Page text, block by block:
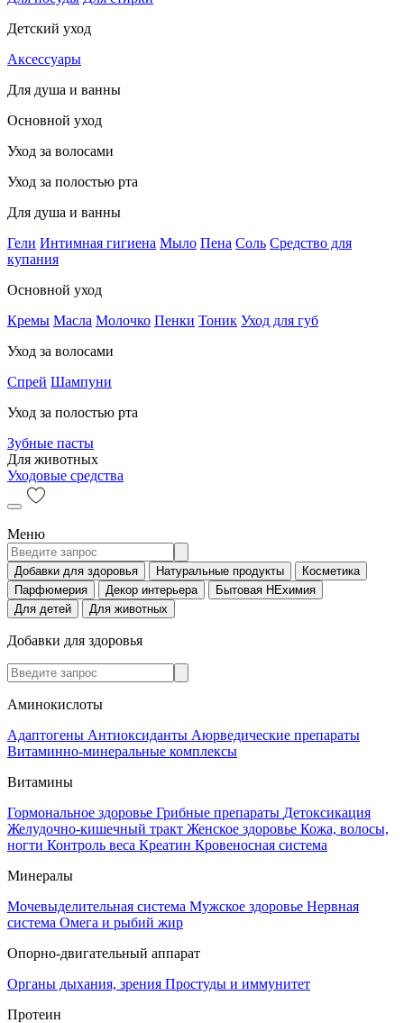
Детский уход
Аксессуары
Для душа и ванны
Основной уход
Уход за волосами
Уход за полостью рта
Для душа и ванны
Гели Интимная гигиена Мыло Пена Соль Средство для
купания
Основной уход
Кремы Масла Молочко Пенки Тоник Уход для губ
Уход за волосами
Спрей Шампуни
Уход за полостью рта
Зубные пасты
Для животных
Уходовые средства
Меню
Добавки для здоровья Натуральные продукты
Косметика
Парфюмерия
Декор интерьера
Бытовая НЕхимия
Для детей
Для животных
Добавки для здоровья
Аминокислоты
Адаптогены Антиоксиданты Аюрведические препараты
Витаминно-минеральные комплексы
Витамины
Гормональное здоровье Грибные препараты Детоксикация
Желудочно-кишечный тракт Женское здоровье Кожа, волосы,
ногти Контроль веса Креатин Кровеносная система
Минералы
Мочевыделительная система Мужское здоровье Нервная
система Омега и рыбий жир
Опорно-двигательный аппарат
Органы дыхания, зрения Простуды и иммунитет
Протеин